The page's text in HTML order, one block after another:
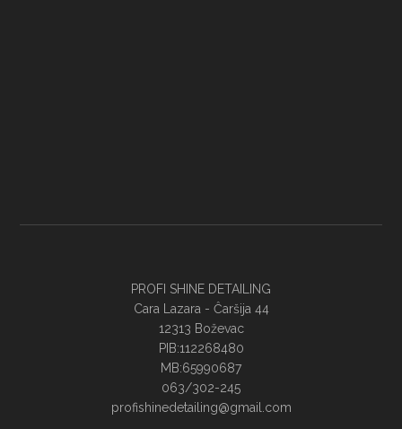
PROFI SHINE DETAILING
Cara Lazara - Ĉaršija 44
12313 Boževac
PIB:112268480
MB:65990687
063/302-245
profishinedetailing@gmail.com